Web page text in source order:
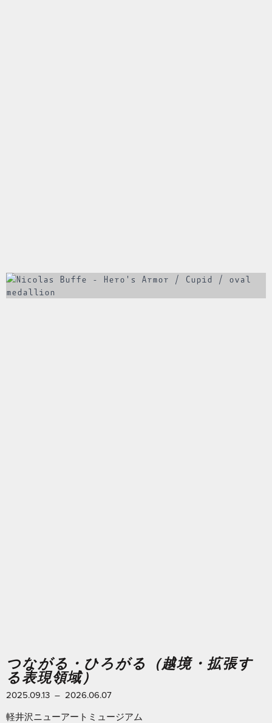
つながる・ひろがる（越境・拡張す
る表現領域）
2025.09.13 – 2026.06.07
軽井沢ニューアートミュージアム